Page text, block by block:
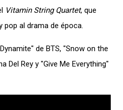
Vitamin String Quartet, que
pop al drama de época.
de BTS, "Snow on the
Del Rey y "Give Me Everything"